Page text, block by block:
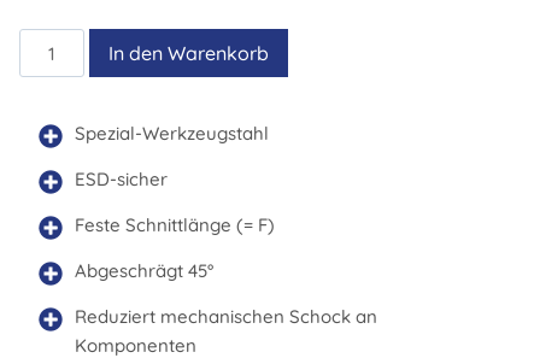
549E12
Menge
In den Warenkorb
Spezial-Werkzeugstahl
ESD-sicher
Feste Schnittlänge (= F)
Abgeschrägt 45°
Reduziert mechanischen Schock an
Komponenten